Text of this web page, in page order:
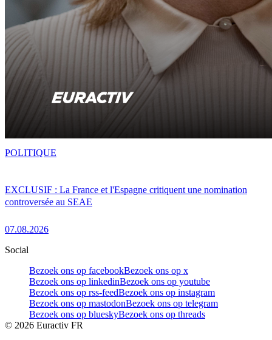
EXCLUSIF : La France et l'Espagne critiquent une nomination
controversée au SEAE
07.08.2026
POLITIQUE
Social
Bezoek ons op facebookBezoek ons op x
Bezoek ons op linkedinBezoek ons op youtube
Bezoek ons op rss-feedBezoek ons op instagram
Bezoek ons op mastodonBezoek ons op telegram
Bezoek ons op blueskyBezoek ons op threads
© 2026 Euractiv FR